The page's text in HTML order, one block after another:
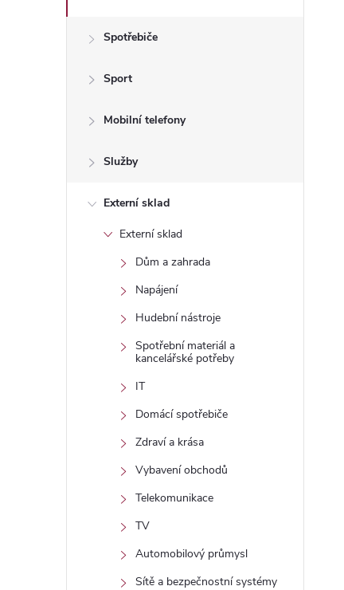
Spotřebiče
Sport
Mobilní telefony
Služby
Externí sklad
Externí sklad
Dům a zahrada
Napájení
Hudební nástroje
Spotřební materiál a
kancelářské potřeby
IT
Domácí spotřebiče
Zdraví a krása
Vybavení obchodů
Telekomunikace
TV
Automobilový průmysl
Sítě a bezpečnostní systémy